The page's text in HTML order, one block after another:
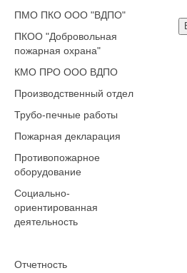
ПМО ПКО ООО "ВДПО"
ПКОО "Добровольная
пожарная охрана"
КМО ПРО ООО ВДПО
Производственный отдел
Трубо-печные работы
Пожарная декларация
Противопожарное
оборудование
Социально-
ориентированная
деятельность
Отчетность